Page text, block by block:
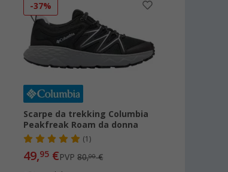
-37%
Scarpe da trekking Columbia
Peakfreak Roam da donna
(1)
49,95 €PVP80,00€